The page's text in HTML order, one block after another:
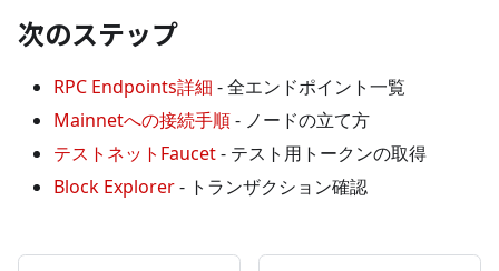
次のステップ
RPC Endpoints詳細 - 全エンドポイント一覧
Mainnetへの接続手順- ノードの立て方
テストネットFaucet- テスト用トークンの取得
Block Explorer- トランザクション確認